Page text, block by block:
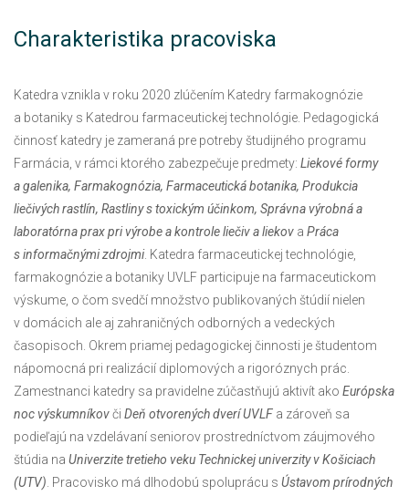
Charakteristika pracoviska
Katedra vznikla v roku 2020 zlúčením Katedry farmakognózie
a botaniky s Katedrou farmaceutickej technológie. Pedagogická
činnosť katedry je zameraná pre potreby študijného programu
Farmácia, v rámci ktorého zabezpečuje predmety: Liekové formy
a galenika, Farmakognózia, Farmaceutická botanika, Produkcia
liečivých rastlín, Rastliny s toxickým účinkom, Správna výrobná a
laboratórna prax pri výrobe a kontrole liečiv a liekov a Práca
s informačnými zdrojmi. Katedra farmaceutickej technológie,
farmakognózie a botaniky UVLF participuje na farmaceutickom
výskume, o čom svedčí množstvo publikovaných štúdií nielen
v domácich ale aj zahraničných odborných a vedeckých
časopisoch. Okrem priamej pedagogickej činnosti je študentom
nápomocná pri realizácií diplomových a rigoróznych prác.
Zamestnanci katedry sa pravidelne zúčastňujú aktivít ako Európska
noc výskumníkovči Deň otvorených dverí UVLF a zároveň sa
podieľajú na vzdelávaní seniorov prostredníctvom záujmového
štúdia na Univerzite tretieho veku Technickej univerzity v Košiciach
(UTV) . Pracovisko má dlhodobú spoluprácu s Ústavom prírodných